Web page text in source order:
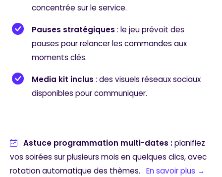
concentrée sur le service.
Pauses stratégiques : le jeu prévoit des
pauses pour relancer les commandes aux
moments clés.
Media kit inclus : des visuels réseaux sociaux
disponibles pour communiquer.
Astuce programmation multi-dates :planifiez
vos soirées sur plusieurs mois en quelques clics, avec
rotation automatique des thèmes.
En savoir plus →